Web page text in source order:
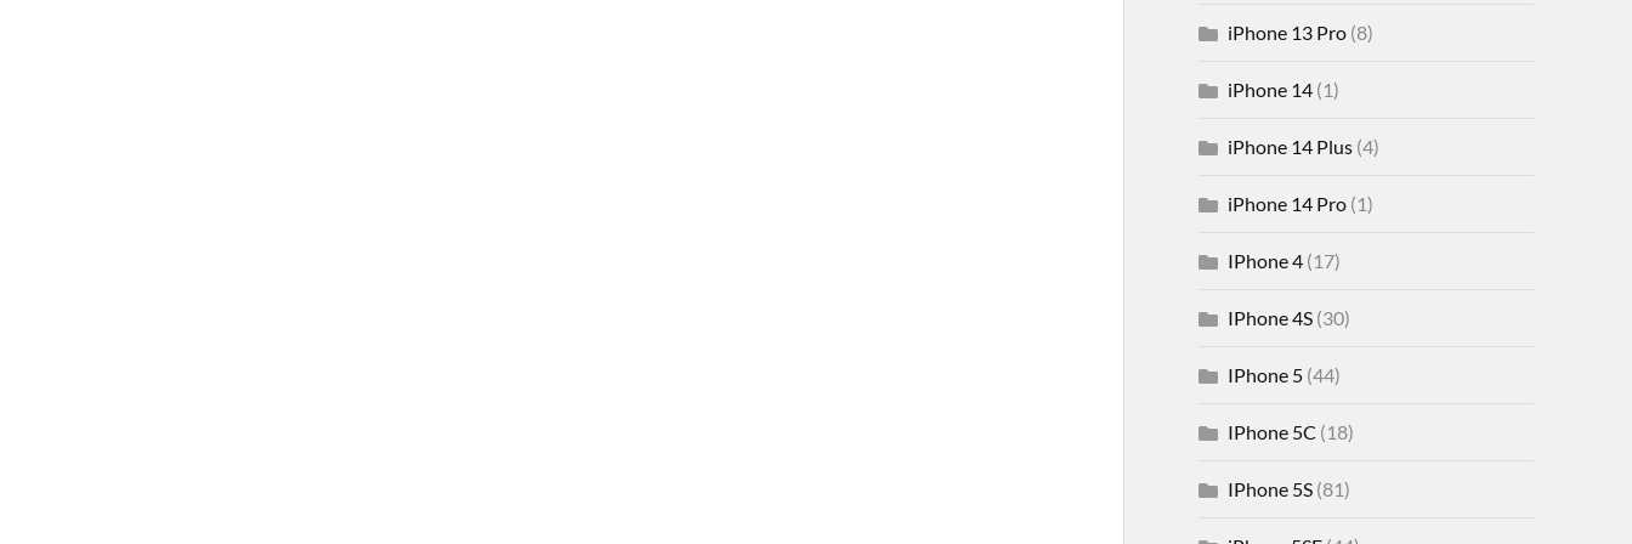
iPhone 13 Pro(8)
iPhone 14(1)
iPhone 14 Plus(4)
iPhone 14 Pro(1)
IPhone 4(17)
IPhone 4S(30)
IPhone 5(44)
IPhone 5C (18)
IPhone 5S(81)